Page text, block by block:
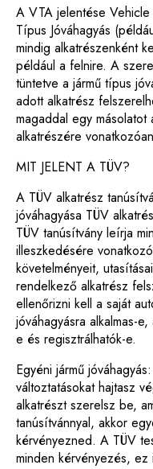
A VTA jelentése
Típus Jóváhagyás
mindig alkatrészenként
például a felnire. A
tüntetve a jármű típus
adott alkatrész
magaddal egy
alkatrészére
MIT JELENT A TÜV?
A TÜV alkatrész
jóváhagyása TÜV
TÜV tanúsítvány leírja
illeszkedésére
követelményeit,
rendelkező alkatrész
ellenőrizni kell a saját
jóváhagyásra alkalmas-
e és regisztrálhatók-e.
Egyéni jármű
változtatásokat hajtasz
alkatrészt szerelsz be,
tanúsítvánnyal, akkor
kérvényezned. A TÜV
minden kérvényezés,